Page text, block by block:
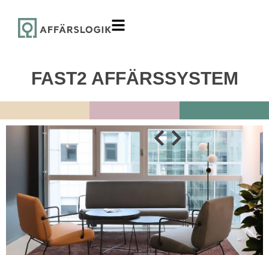
FAST2 AFFÄRSSYSTEM